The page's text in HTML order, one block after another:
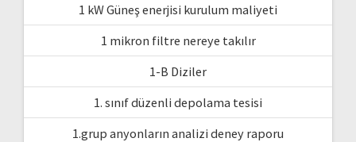
1 kW Güneş enerjisi kurulum maliyeti
1 mikron filtre nereye takılır
1-B Diziler
1. sınıf düzenli depolama tesisi
1.grup anyonların analizi deney raporu